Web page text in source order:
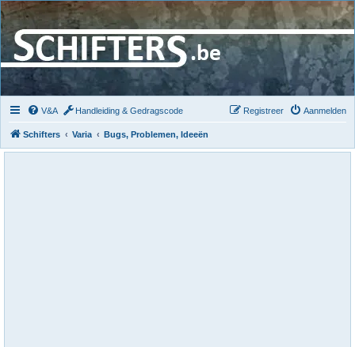
V&A Handleiding & Gedragscode Aanmelden
Registreer
Schifters Varia Bugs, Problemen, Ideeën